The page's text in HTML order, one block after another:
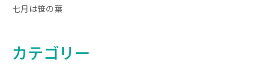
七月は笹の葉
カテゴリー